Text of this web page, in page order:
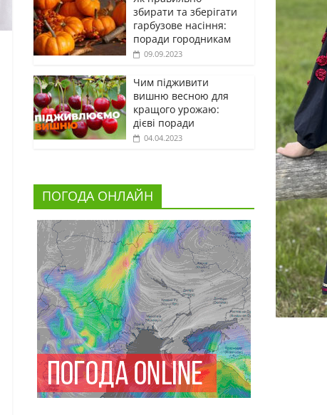
збирати та зберігати
гарбузове насіння:
поради городникам
09.09.2023
Чим підживити
вишню весною для
кращого урожаю:
дієві поради
04.04.2023
ПОГОДА ОНЛАЙН